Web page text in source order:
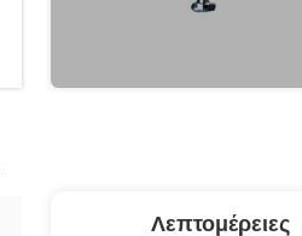
Λεπτομέρειες